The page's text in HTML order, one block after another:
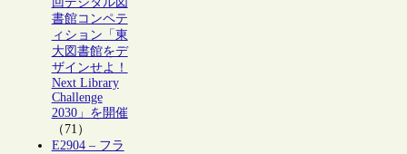
書館コンペテ
ィション「東
大図書館をデ
ザインせよ！
Next Library
Challenge
2030」を開催
（71）
E2904 – フラ